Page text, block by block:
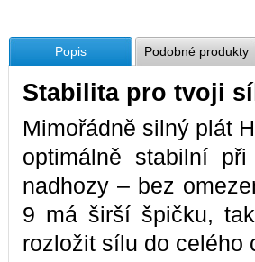
Popis Podobné produkty
Stabilita pro tvoji
Mimořádně silný plát
optimálně stabilní
nadhozy – bez
9 má širší špičku,
rozložit sílu do celého